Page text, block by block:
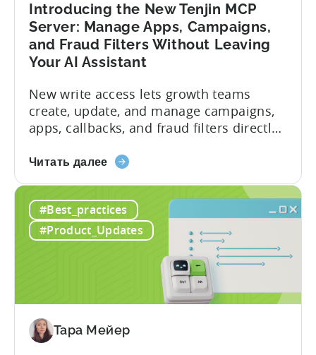
Introducing the New Tenjin MCP
Server: Manage Apps, Campaigns,
and Fraud Filters Without Leaving
Your AI Assistant
New write access lets growth teams
create, update, and manage campaigns,
apps, callbacks, and fraud filters directly
between tools required. Tenjin has
capabilities for its Model Context
Protocol (MCP) Server, making it the first
mobile measurement partner (MMP) to
enable AI assistants to take action...
Читать далееabout
the
New
Tenjin
Campaigns,
#Best_practices
#Product_Updates
Тара Мейер